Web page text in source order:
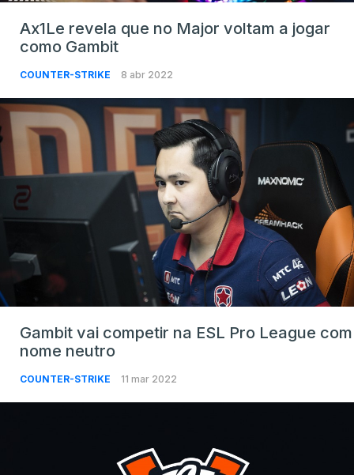
Ax1Le revela que no Major voltam a jogar
como Gambit
COUNTER-STRIKE 8 abr 2022
Gambit vai competir na ESL Pro League com
nome neutro
COUNTER-STRIKE 11 mar 2022